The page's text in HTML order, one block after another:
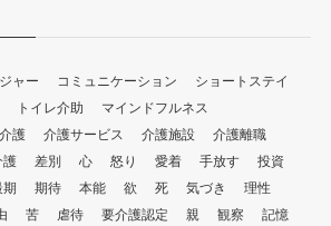
ャー コミュニケーション
ショートステイ
トイレ介助
マインドフルネス
介護 介護サービス 介護施設
介護離職
護 差別 心 怒り 愛着 手放す
投資
期 期待 本能 欲 死 気づき
理性
苦 虐待 要介護認定 親 観察
記憶